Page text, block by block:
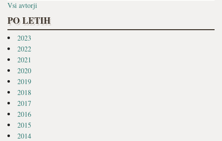
Vsi avtorji
PO LETIH
2023
2022
2021
2020
2019
2018
2017
2016
2015
2014